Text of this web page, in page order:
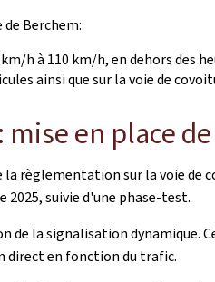
de Berchem:
h à 110 km/h, en dehors des
ainsi que sur la voie de
mise en place
règlementation sur la voie de
suivie d'une phase-test.
de la signalisation
direct en fonction du trafic.